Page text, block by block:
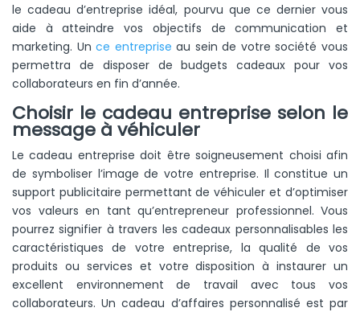
le cadeau d’entreprise idéal, pourvu que ce dernier vous
aide à atteindre vos objectifs de communication et
marketing. Un ce entreprise au sein de votre société vous
permettra de disposer de budgets cadeaux pour vos
collaborateurs en fin d’année.
Choisir le cadeau entreprise selon le
message à véhiculer
Le cadeau entreprise doit être soigneusement choisi afin
de symboliser l’image de votre entreprise. Il constitue un
support publicitaire permettant de véhiculer et d’optimiser
vos valeurs en tant qu’entrepreneur professionnel. Vous
pourrez signifier à travers les cadeaux personnalisables les
caractéristiques de votre entreprise, la qualité de vos
produits ou services et votre disposition à instaurer un
excellent environnement de travail avec tous vos
collaborateurs. Un cadeau d’affaires personnalisé est par